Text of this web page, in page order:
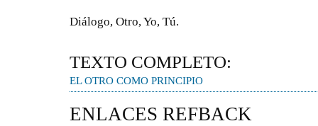
Diálogo, Otro, Yo, Tú.
TEXTO COMPLETO:
EL OTRO COMO PRINCIPIO
ENLACES REFBACK